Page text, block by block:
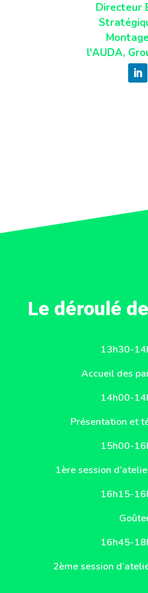
Directeur
l'AUDA,
Le déroulé
13h30-
Accueil des
14h00-
Présentation et
15h00-
1ère session
16h15-
16h45-
2ème session